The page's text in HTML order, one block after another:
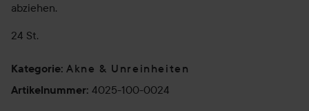
abziehen.
24 St.
Kategorie: Akne & Unreinheiten
Artikelnummer: 4025-100-0024